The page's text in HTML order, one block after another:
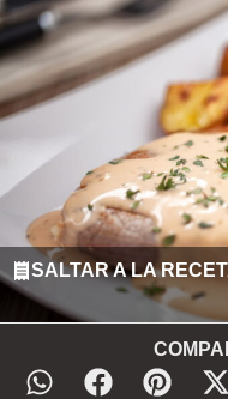
SALTAR A LA